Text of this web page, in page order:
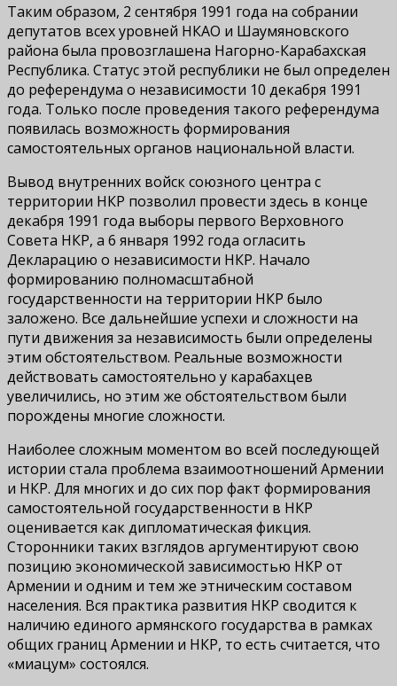
Таким образом, 2 сентября 1991 года на собрании
депутатов всех уровней НКАО и Шаумяновского
района была провозглашена Нагорно-Карабахская
Республика. Статус этой республики не был определен
до референдума о независимости 10 декабря 1991
года. Только после проведения такого референдума
появилась возможность формирования
самостоятельных органов национальной власти.
Вывод внутренних войск союзного центра с
территории НКР позволил провести здесь в конце
декабря 1991 года выборы первого Верховного
Совета НКР, а 6 января 1992 года огласить
Декларацию о независимости НКР. Начало
формированию полномасштабной
государственности на территории НКР было
заложено. Все дальнейшие успехи и сложности на
пути движения за независимость были определены
этим обстоятельством. Реальные возможности
действовать самостоятельно у карабахцев
увеличились, но этим же обстоятельством были
порождены многие сложности.
Наиболее сложным моментом во всей последующей
истории стала проблема взаимоотношений Армении
и НКР. Для многих и до сих пор факт формирования
самостоятельной государственности в НКР
оценивается как дипломатическая фикция.
Сторонники таких взглядов аргументируют свою
позицию экономической зависимостью НКР от
Армении и одним и тем же этническим составом
населения. Вся практика развития НКР сводится к
наличию единого армянского государства в рамках
общих границ Армении и НКР, то есть считается, что
«миацум» состоялся.